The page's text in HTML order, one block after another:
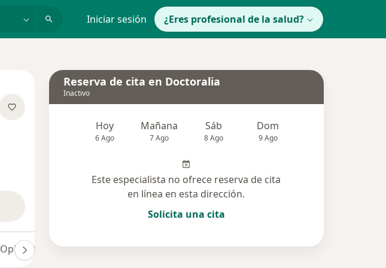
Iniciar sesión ¿Eres profesional de la salud?
Opiniones (18) Dudas solucionadas (12)
Reserva de cita en Doctoralia
Inactivo
Hoy
6 Ago
Mañana
7 Ago
Sáb
8 Ago
Dom
9 Ago
Este especialista no ofrece reserva de cita
en línea en esta dirección.
Solicita una cita